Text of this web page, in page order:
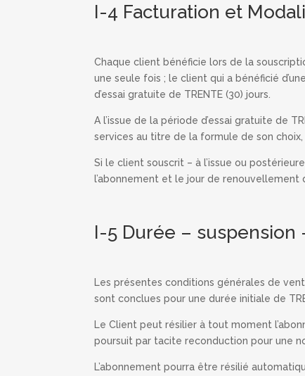
I-4 Facturation et
Chaque client bénéficie lors de la
une seule fois ; le client qui a bénéficié
d’essai gratuite de TRENTE (30) jours.
A l’issue de la période d’essai gratuite de
services au titre de la formule de son
Si le client souscrit – à l’issue ou
l’abonnement et le jour de renouvellement
I-5 Durée – suspension
Les présentes conditions générales de
sont conclues pour une durée initiale de
Le Client peut résilier à tout moment
poursuit par tacite reconduction pour une
L’abonnement pourra être résilié